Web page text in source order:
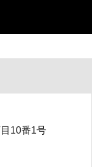
10番1号